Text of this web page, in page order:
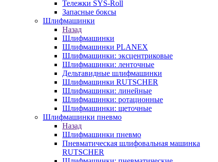
Тележки SYS-Roll
Запасные боксы
Шлифмашинки
Назад
Шлифмашинки
Шлифмашинки PLANEX
Шлифмашинки: эксцентриковые
Шлифмашинки: ленточные
Дельтавидные шлифмашинки
Шлифмашинки RUTSCHER
Шлифмашинки: линейные
Шлифмашинки: ротационные
Шлифмашинки: щеточные
Шлифмашинки пневмо
Назад
Шлифмашинки пневмо
Пневматическая шлифовальная машинка
RUTSCHER